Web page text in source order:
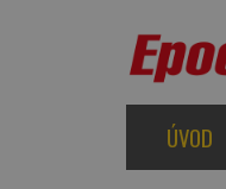
ÚVOD